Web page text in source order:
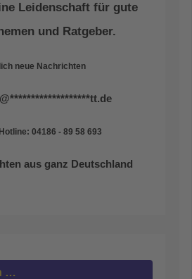
Leidenschaft für gute
und Ratgeber.
neue Nachrichten
*******************tt.de
04186 - 89 58 693
aus ganz Deutschland
…